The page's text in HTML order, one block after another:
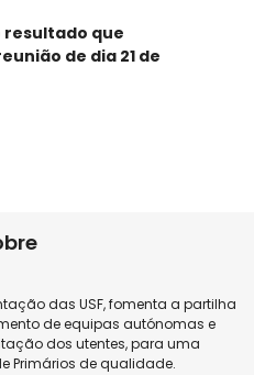
resultado que
de dia 21 de
das USF, fomenta a partilha
de equipas autónomas e
dos utentes, para uma
Primários de qualidade.